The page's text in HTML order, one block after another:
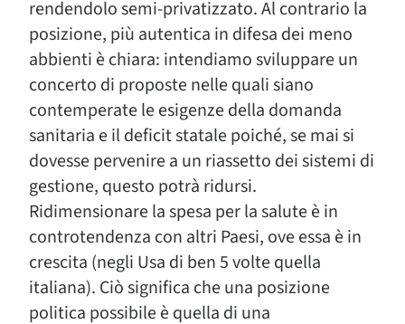
rendendolo semi-privatizzato. Al contrario la
posizione, più autentica in difesa dei meno
abbienti è chiara: intendiamo sviluppare un
concerto di proposte nelle quali siano
contemperate le esigenze della domanda
sanitaria e il deficit statale poiché, se mai si
dovesse pervenire a un riassetto dei sistemi di
gestione, questo potrà ridursi.
Ridimensionare la spesa per la salute è in
controtendenza con altri Paesi, ove essa è in
crescita (negli Usa di ben 5 volte quella
italiana). Ciò significa che una posizione
politica possibile è quella di una